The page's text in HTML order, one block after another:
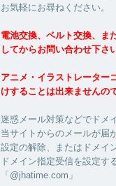
お気軽にお尋ねください。
電池交換、ベルト交換、ま
してからお問い合わせ下さい
アニメ・イラストレーター
けすることは出来ませんの
迷惑メール対策などでドメ
当サイトからのメールが届
設定の解除、またはドメイ
ドメイン指定受信を設定す
「@jhatime.com」